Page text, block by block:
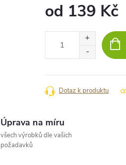
od 139 Kč
Dotaz k produktu
Úprava na míru
všech výrobků dle vašich
požadavků